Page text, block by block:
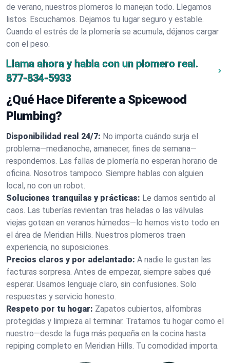
de verano, nuestros plomeros lo manejan todo. Llegamos
listos. Escuchamos. Dejamos tu lugar seguro y estable.
Cuando el estrés de la plomería se acumula, déjanos cargar
con el peso.
Llama ahora y habla con un plomero real.
877-834-5933
¿Qué Hace Diferente a Spicewood
Plumbing?
Disponibilidad real 24/7: No importa cuándo surja el
problema—medianoche, amanecer, fines de semana—
respondemos. Las fallas de plomería no esperan horario de
oficina. Nosotros tampoco. Siempre hablas con alguien
local, no con un robot.
Soluciones tranquilas y prácticas: Le damos sentido al
caos. Las tuberías revientan tras heladas o las válvulas
viejas gotean en veranos húmedos—lo hemos visto todo en
el área de Meridian Hills. Nuestros plomeros traen
experiencia, no suposiciones.
Precios claros y por adelantado: A nadie le gustan las
facturas sorpresa. Antes de empezar, siempre sabes qué
esperar. Usamos lenguaje claro, sin confusiones. Solo
respuestas y servicio honesto.
Respeto por tu hogar: Zapatos cubiertos, alfombras
protegidas y limpieza al terminar. Tratamos tu hogar como el
nuestro—desde la fuga más pequeña en la cocina hasta
repiping completo en Meridian Hills. Tu comodidad importa.